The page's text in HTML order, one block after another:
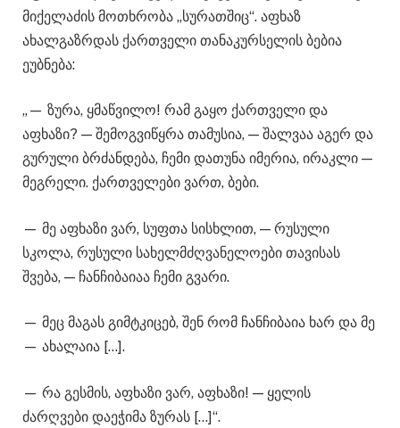
მიქელაძის მოთხრობა „სურათშიც“. აფხაზ
ახალგაზრდას ქართველი თანაკურსელის ბებია
ეუბნება:
„— ზურა, ყმაწვილო! რამ გაყო ქართველი და
აფხაზი? — შემოგვიწყრა თამუსია, — შალვაა აგერ და
გურული ბრძანდება, ჩემი დათუნა იმერია, ირაკლი —
მეგრელი. ქართველები ვართ, ბები.
— მე აფხაზი ვარ, სუფთა სისხლით, — რუსული
სკოლა, რუსული სახელმძღვანელოები თავისას
შვება, — ჩანჩიბაიაა ჩემი გვარი.
— მეც მაგას გიმტკიცებ, შენ რომ ჩანჩიბაია ხარ და მე
— ახალაია […].
— რა გესმის, აფხაზი ვარ, აფხაზი! — ყელის
ძარღვები დაეჭიმა ზურას […]“.